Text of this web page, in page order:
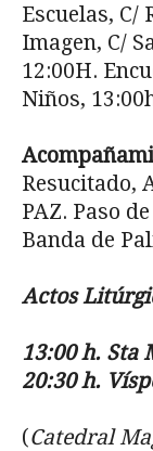
Escuelas, C/
Imagen, C/
12:00H.
Niños,
Resucitado,
PAZ. Paso
Banda de
Actos
13:00 h. Sta
20:30 h.
(Catedral